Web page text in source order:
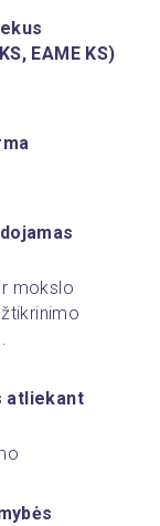
EAME KS)
mokslo
atliekant